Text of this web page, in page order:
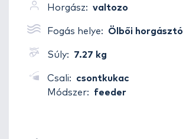
Horgász: valtozo
Fogás helye: Ölbői horgásztó
Súly: 7.27 kg
Csali:
csontkukac
Módszer:
feeder